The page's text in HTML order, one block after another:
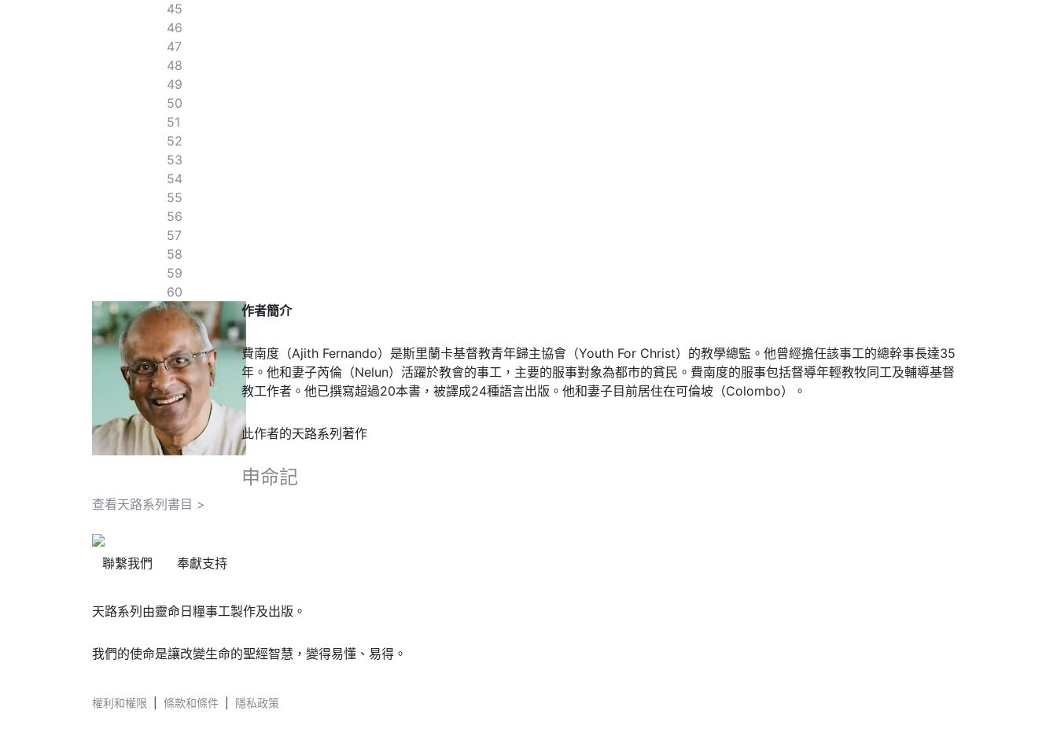
45
46
47
48
49
50
51
52
53
54
55
56
57
58
59
60
作者簡介
費南度（Ajith Fernando）是斯里蘭卡基督教青年歸主協會（Youth For Christ）的教學總監。他曾經擔任該事工的總幹事長達35
年。他和妻子芮倫（Nelun）活躍於教會的事工，主要的服事對象為都市的貧民。費南度的服事包括督導年輕教牧同工及輔導基督
教工作者。他已撰寫超過20本書，被譯成24種語言出版。他和妻子目前居住在可倫坡（Colombo）。
此作者的天路系列著作
申命記
查看天路系列書目 >
聯繫我們 奉獻支持
天路系列由靈命日糧事工製作及出版。
我們的使命是讓改變生命的聖經智慧，變得易懂、易得。
權利和權限 條款和條件 隱私政策